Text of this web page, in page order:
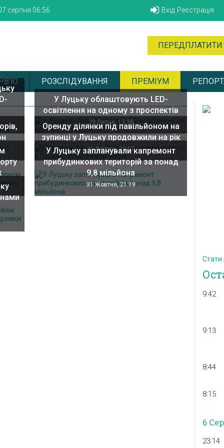
серпня 06:56 Вхід Реєстрація
ПЕРЕДПЛАТИТИ
РОЗСЛІДУВАННЯ ПРЕМІУМ
У Луцьку облаштовують LED-
освітлення на одному з проспектів
29 Липня, 13:38
Оренду ділянки під павільйоном на
зупинці у Луцьку продовжили на рік
26 Лютого, 20:07
У Луцьку запланували капремонт
прибудинкових територій за понад
9,8 мільйона
31 Жовтня, 21:19
Стати
9:42
9:13
8:44
8:15
6
23:14